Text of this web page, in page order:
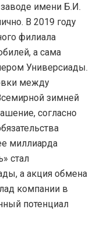
имени Б.И.
В 2019 году
филиала
а сама
Универсиады.
между
зимней
согласно
миллиарда
стал
а акция обмена
компании в
потенциал